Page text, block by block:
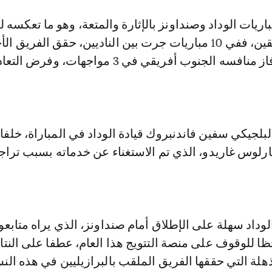
الوداد وصنداونز بالإثارة والمتعة، وهو ما تعكسه
انتصارات، بينما فاز منافسه الجنوب أفريقي في 3
سفين فاندنبروك قيادة الوداد في المباراة، خلفا
غاريدو، الذي تم الاستغناء عن خدماته بسبب
سهلة على الإطلاق أمام صنداونز، الذي يراه
للوقوف على منصة التتويج هذا العام، عطفا على
التي حققها الفريق الملقب بالبرازيليين في هذه